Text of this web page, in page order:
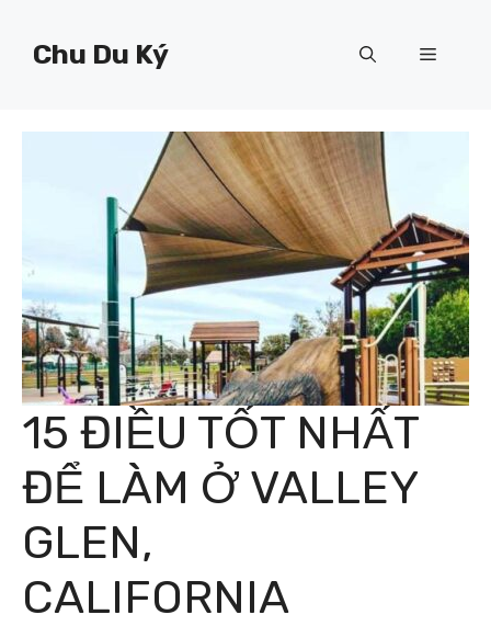
Chu Du Ký Menu
15 ĐIỀU TỐT NHẤT
ĐỂ LÀM Ở VALLEY
GLEN,
CALIFORNIA